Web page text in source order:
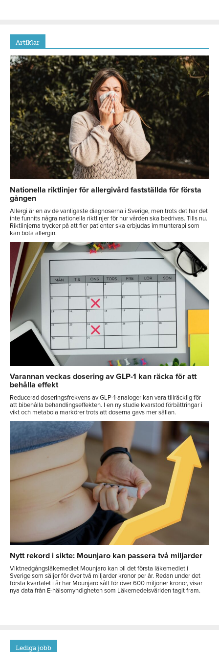
Artiklar
Nationella riktlinjer för allergivård fastställda för första
gången
Allergi är en av de vanligaste diagnoserna i Sverige, men trots det har det
inte funnits några nationella riktlinjer för hur vården ska bedrivas. Tills nu.
Riktlinjerna trycker på att fler patienter ska erbjudas immunterapi som
kan bota allergin.
Varannan veckas dosering av GLP-1 kan räcka för att
behålla effekt
Reducerad doseringsfrekvens av GLP-1-analoger kan vara tillräcklig för
att bibehålla behandlingseffekten. I en ny studie kvarstod förbättringar i
vikt och metabola markörer trots att doserna gavs mer sällan.
Nytt rekord i sikte: Mounjaro kan passera två miljarder
Viktnedgångsläkemedlet Mounjaro kan bli det första läkemedlet i
Sverige som säljer för över två miljarder kronor per år. Redan under det
första kvartalet i år har Mounjaro sålt för över 600 miljoner kronor, visar
nya data från E-hälsomyndigheten som Läkemedelsvärlden tagit fram.
Lediga jobb